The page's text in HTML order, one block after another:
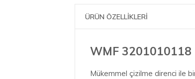
ÜRÜN ÖZELLİKLERİ
WMF 3201010118
Mükemmel çizilme direnci ile